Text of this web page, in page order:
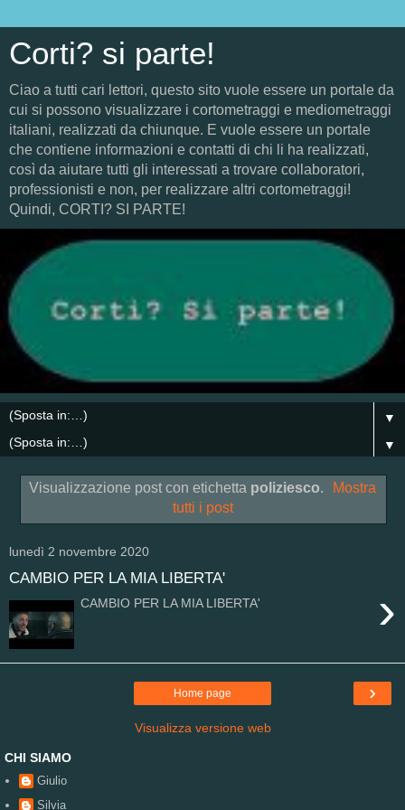
Corti? si parte!
Ciao a tutti cari lettori, questo sito vuole essere un portale da
cui si possono visualizzare i cortometraggi e mediometraggi
italiani, realizzati da chiunque. E vuole essere un portale
che contiene informazioni e contatti di chi li ha realizzati,
così da aiutare tutti gli interessati a trovare collaboratori,
professionisti e non, per realizzare altri cortometraggi!
Quindi, CORTI? SI PARTE!
▼
▼
Visualizzazione post con etichetta poliziesco.
Mostra
tutti i post
lunedì 2 novembre 2020
CAMBIO PER LA MIA LIBERTA'
›
CAMBIO PER LA MIA LIBERTA'
›
Home page
Visualizza versione web
CHI SIAMO
Giulio
Silvia